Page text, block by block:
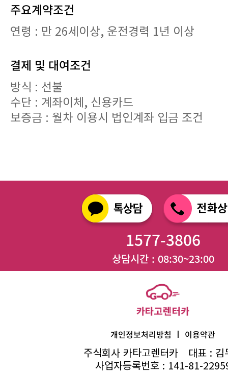
주요계약조건
연령 : 만 26세이상, 운전경력 1년 이상
결제 및 대여조건
방식 : 선불
수단 : 계좌이체, 신용카드
보증금 : 월차 이용시 법인계좌 입금 조건
1577-3806
상담시간 : 08:30~23:00
개인정보처리방침 I 이용약관
주식회사 카타고렌터카
대표 : 김
사업자등록번호 : 141-81-